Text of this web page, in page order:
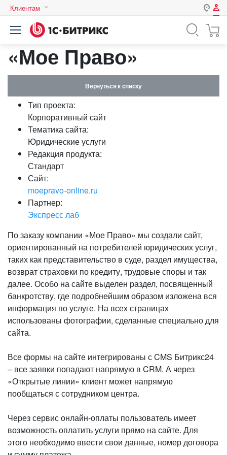
Клиентам
Авторизация
Логин
Пароль
Запомнить меня на этом
«Мое Право»
Вернуться к списку
Тип проекта:
Корпоративный сайт
Тематика сайта:
Юридические услуги
Редакция продукта:
Стандарт
Сайт:
moepravo-online.ru
Партнер:
Экспресс лаб
По заказу компании «Мое Право» мы создали сайт,
ориентированный на потребителей юридических услуг,
таких как представительство в суде, раздел имущества,
возврат страховки по кредиту, трудовые споры и так
далее. Особо на сайте выделен раздел, посвященный
банкротству, где подробнейшим образом изложена вся
информация по услуге. На всех страницах
использованы фотографии, сделанные специально для
сайта.
Все формы на сайте интегрированы с CMS Битрикс24
– все заявки попадают напрямую в CRM. А через
«Открытые линии» клиент может напрямую
пообщаться с сотрудником центра.
Через сервис онлайн-оплаты пользователь имеет
возможность оплатить услуги прямо на сайте. Для
этого необходимо ввести свои данные, номер договора